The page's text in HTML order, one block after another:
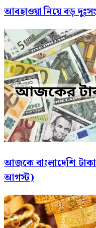
আবহাওয়া নিয়ে বড়
আজকে বাংলাদেশি
আগস্ট)